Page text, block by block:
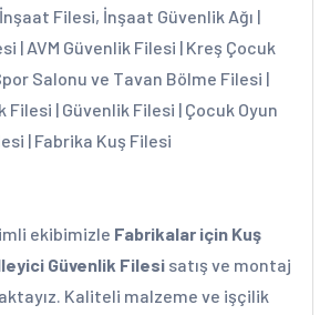
Filesi, İnşaat Güvenlik Ağı |
| AVM Güvenlik Filesi | Kreş Çocuk
Salonu ve Tavan Bölme Filesi |
Filesi | Güvenlik Filesi | Çocuk Oyun
| Fabrika Kuş Filesi
ekibimizle Fabrikalar için Kuş
Güvenlik Filesi satış ve montaj
Kaliteli malzeme ve işçilik